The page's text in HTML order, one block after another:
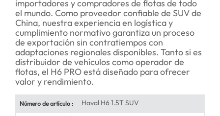
importadores y compradores de flotas de todo
el mundo. Como proveedor confiable de SUV de
China, nuestra experiencia en logística y
cumplimiento normativo garantiza un proceso
de exportación sin contratiempos con
adaptaciones regionales disponibles. Tanto si es
distribuidor de vehículos como operador de
flotas, el H6 PRO está diseñado para ofrecer
valor y rendimiento.
Número de artículo : Haval H6 1.5T SUV